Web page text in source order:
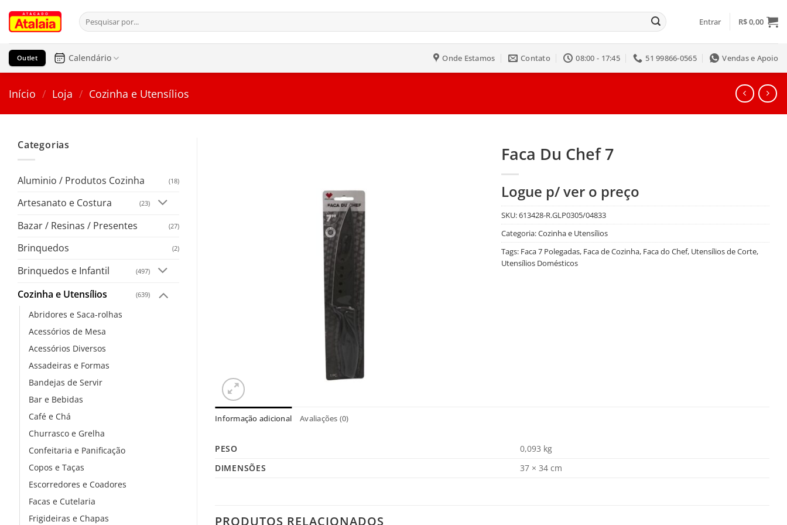
para
conteúdo
Pesquisar
por:
Entrar R$0,00
Outlet Calendário Onde Estamos Contato 08:00 - 17:45 51 99866-0565 Vendas e Apoio
Início / Loja / Cozinha e Utensílios
Categorias
Aluminio / Produtos Cozinha (18)
Artesanato e Costura (23)
Bazar / Resinas / Presentes (27)
Brinquedos (2)
Brinquedos e Infantil (497)
Cozinha e Utensílios (639)
Abridores e Saca-rolhas
Acessórios de Mesa
Acessórios Diversos
Assadeiras e Formas
Bandejas de Servir
Bar e Bebidas
Café e Chá
Churrasco e Grelha
Confeitaria e Panificação
Copos e Taças
Escorredores e Coadores
Facas e Cutelaria
Frigideiras e Chapas
Faca Du Chef 7
Logue p/ ver o preço
SKU:613428-R.GLP0305/04833
Categoria:Cozinha e Utensílios
Tags: Faca 7 Polegadas, Faca de Cozinha, Faca do Chef, Utensílios de Corte,
Utensílios Domésticos
Informação adicional Avaliações (0)
PESO
0,093 kg
DIMENSÕES
37 × 34 cm
PRODUTOS RELACIONADOS